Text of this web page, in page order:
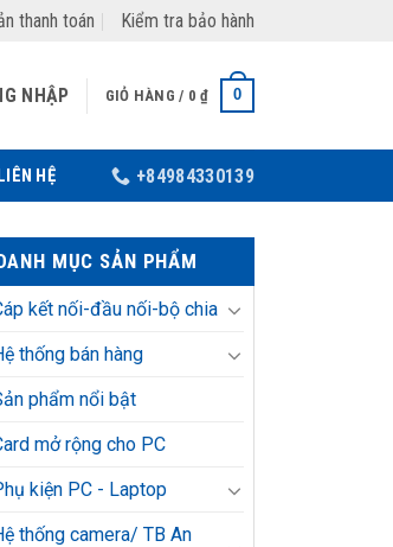
thanh toán Kiểm tra bảo hành
NHẬP GIỎ HÀNG / 0₫ 0
HỆ +84984330139
MỤC SẢN PHẨM
kết nối-đầu nối-bộ chia
thống bán hàng
phẩm nổi bật
mở rộng cho PC
kiện PC - Laptop
thống camera/ TB An